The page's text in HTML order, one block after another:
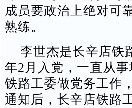
成员要政治上绝对可
熟练。
李世杰是长辛店铁
年2月入党，一直从
铁路工委做党务工作
通知后，长辛店铁路